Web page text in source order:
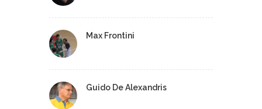
Max Frontini
Guido De Alexandris